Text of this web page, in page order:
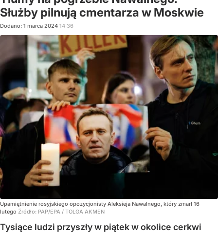
Służby pilnują cmentarza w Moskwie
Dodano: 1 marca 2024 14:36
Upamiętnienie rosyjskiego opozycjonisty Aleksieja Nawalnego, który zmarł 16
lutego Źródło: PAP/EPA / TOLGA AKMEN
Tysiące ludzi przyszły w piątek w okolice cerkwi